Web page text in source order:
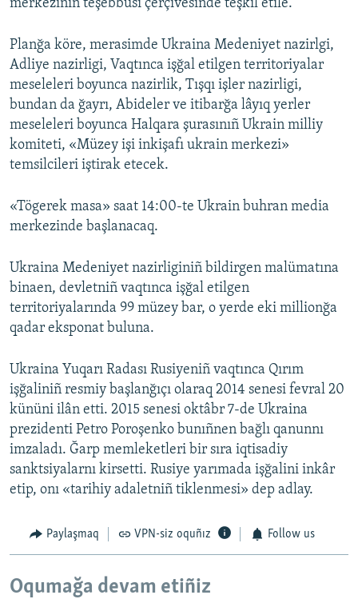
merkeziniñ teşebbüsi çerçivesinde teşkil etile.
Planğa köre, merasimde Ukraina Medeniyet nazirlgi,
Adliye nazirligi, Vaqtınca işğal etilgen territoriyalar
meseleleri boyunca nazirlik, Tışqı işler nazirligi,
bundan da ğayrı, Abideler ve itibarğa lâyıq yerler
meseleleri boyunca Halqara şurasınıñ Ukrain milliy
komiteti, «Müzey işi inkişafı ukrain merkezi»
temsilcileri iştirak etecek.
«Tögerek masa» saat 14:00-te Ukrain buhran media
merkezinde başlanacaq.
Ukraina Medeniyet nazirliginiñ bildirgen malümatına
binaen, devletniñ vaqtınca işğal etilgen
territoriyalarında 99 müzey bar, o yerde eki millionğa
qadar eksponat buluna.
Ukraina Yuqarı Radası Rusiyeniñ vaqtınca Qırım
işğaliniñ resmiy başlanğıçı olaraq 2014 senesi fevral 20
kününi ilân etti. 2015 senesi oktâbr 7-de Ukraina
prezidenti Petro Poroşenko bunıñnen bağlı qanunnı
imzaladı. Ğarp memleketleri bir sıra iqtisadiy
sanktsiyalarnı kirsetti. Rusiye yarımada işğalini inkâr
etip, onı «tarihiy adaletniñ tiklenmesi» dep adlay.
Paylaşmaq VPN-siz oquñız Follow us
Oqumağa devam etiñiz